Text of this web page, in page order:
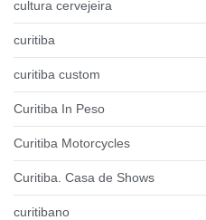
cultura cervejeira
curitiba
curitiba custom
Curitiba In Peso
Curitiba Motorcycles
Curitiba. Casa de Shows
curitibano